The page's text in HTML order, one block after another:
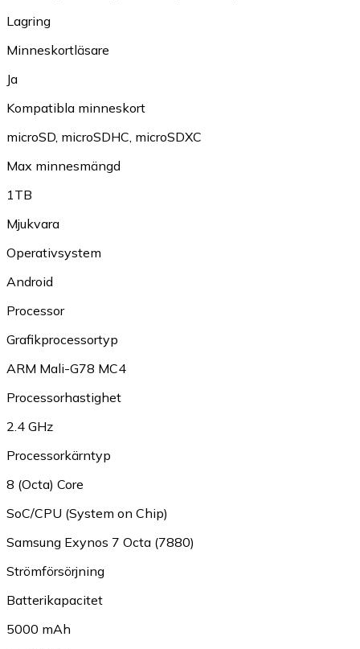
Lagring
Minneskortläsare
Ja
Kompatibla minneskort
microSD, microSDHC, microSDXC
Max minnesmängd
1TB
Mjukvara
Operativsystem
Android
Processor
Grafikprocessortyp
ARM Mali-G78 MC4
Processorhastighet
2.4 GHz
Processorkärntyp
8 (Octa) Core
SoC/CPU (System on Chip)
Samsung Exynos 7 Octa (7880)
Strömförsörjning
Batterikapacitet
5000 mAh